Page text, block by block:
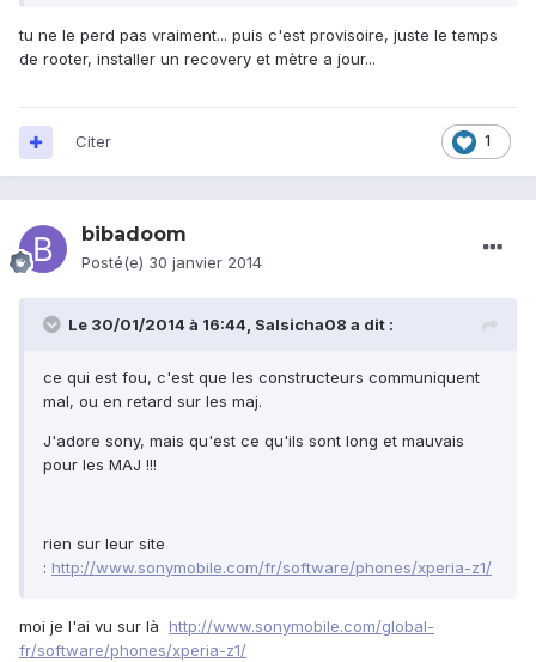
tu ne le perd pas vraiment... puis c'est provisoire, juste le temps
de rooter, installer un recovery et mètre a jour...
1
Citer
bibadoom
Posté(e) 30 janvier 2014
Le 30/01/2014 à 16:44, Salsicha08 a dit :
ce qui est fou, c'est que les constructeurs communiquent
mal, ou en retard sur les maj.
J'adore sony, mais qu'est ce qu'ils sont long et mauvais
pour les MAJ !!!
rien sur leur site
: http://www.sonymobile.com/fr/software/phones/xperia-z1/
moi je l'ai vu sur là http://www.sonymobile.com/global-
fr/software/phones/xperia-z1/